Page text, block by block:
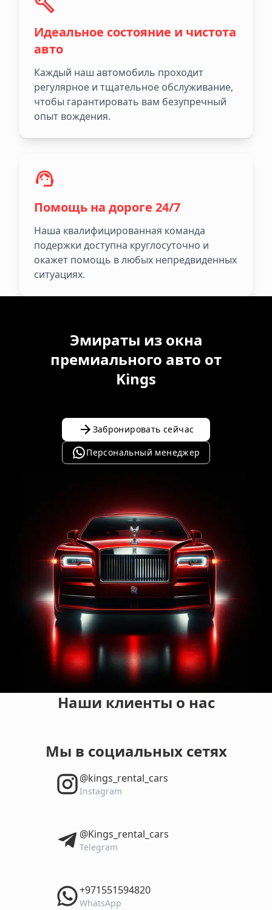
Идеальное состояние и чистота
авто
Каждый наш автомобиль проходит
регулярное и тщательное обслуживание,
чтобы гарантировать вам безупречный
опыт вождения.
Помощь на дороге 24/7
Наша квалифицированная команда
подержки доступна круглосуточно и
окажет помощь в любых непредвиденных
ситуациях.
Эмираты из окна
премиального авто от
Kings
Забронировать сейчас
Персональный менеджер
Наши клиенты о нас
Мы в социальных сетях
‎@kings_rental_cars
Instagram
‎@Kings_rental_cars
Telegram
‎+971551594820
WhatsApp